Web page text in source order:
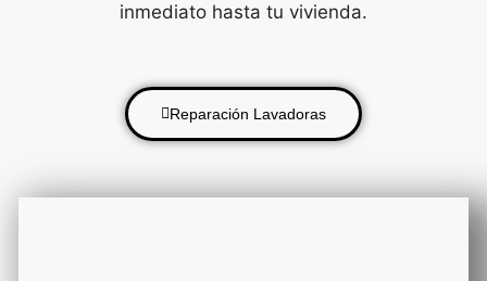
inmediato hasta tu vivienda.
Reparación Lavadoras